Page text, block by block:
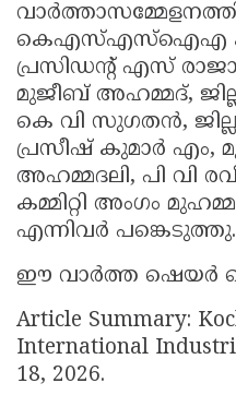
കെഎസ്എസ്ഐഎ
പ്രസിഡന്റ് എസ്
മുജീബ് അഹമ്മദ്,
കെ വി സുഗതൻ,
പ്രസീഷ് കുമാർ എം,
അഹമ്മദലി, പി വി
കമ്മിറ്റി അംഗം
എന്നിവർ പങ്കെടുത്തു.
ഈ വാർത്ത ഷെയർ
Article Summary:
International
18, 2026.